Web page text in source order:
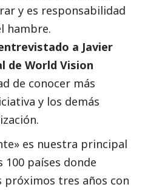
y es responsabilidad
hambre.
a Javier
de World Vision
de conocer más
y los demás
es nuestra principal
100 países donde
tres años con